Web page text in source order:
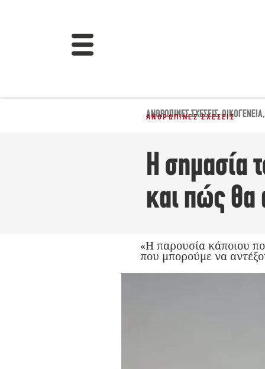
ΑΝΘΡΏΠΙΝΕΣ ΣΧΈΣΕΙΣ,ΟΙΚΟΓΈΝΕΙΑ,
ΑΝΘΡΏΠΙΝΕΣ ΣΧΈΣΕΙΣ
Η σημασία
και πώς θα
«Η παρουσία κάποιου
που μπορούμε να